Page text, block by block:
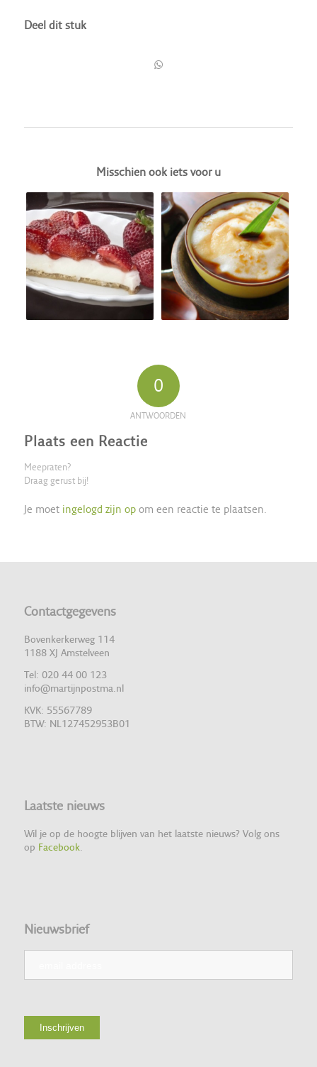
Deel dit stuk
Misschien ook iets voor u
0
ANTWOORDEN
Plaats een Reactie
Meepraten?
Draag gerust bij!
Je moet ingelogd zijn opom een reactie te plaatsen.
Contactgegevens
Bovenkerkerweg 114
1188 XJ Amstelveen
Tel: 020 44 00 123
info@martijnpostma.nl
KVK: 55567789
BTW: NL127452953B01
Laatste nieuws
Wil je op de hoogte blijven van het laatste nieuws? Volg ons
op Facebook.
Nieuwsbrief